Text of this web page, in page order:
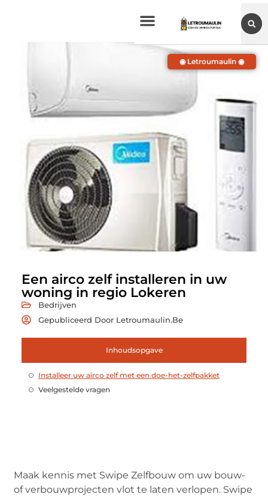
Een airco zelf installeren in uw
woning in regio Lokeren
Bedrijven
Gepubliceerd Door Letroumaulin.be
Inhoudsopgave
Installeer uw airco zelf met een doe-het-zelfpakket
Veelgestelde vragen
◉ Letroumaulin ◉
Maak kennis met Swipe Zelfbouw om uw bouw-
of verbouwprojecten vlot te laten verlopen. Swipe